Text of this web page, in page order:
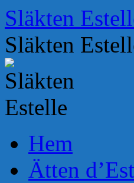
Hoppa
till
innehåll
Släkten
Släkten
Hem
Ätten